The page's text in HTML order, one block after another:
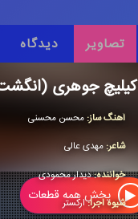
تصاویر دیدگاه
کیلیچ جوهری
آهنگ ساز: محسن محسنی
شاعر: مهدی عالی
خواننده:دیدار محمودی
شیوه اجرا:اركستر
پخش همه قطعات